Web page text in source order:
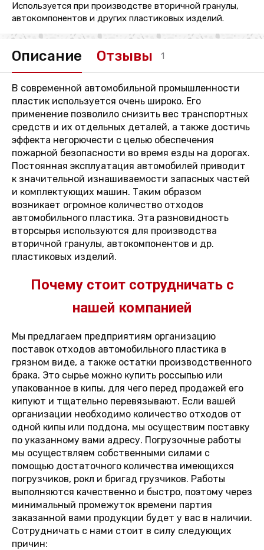
Используется при производстве вторичной гранулы,
автокомпонентов и других пластиковых изделий.
Описание Отзывы 1
В современной автомобильной промышленности
пластик используется очень широко. Его
применение позволило снизить вес транспортных
средств и их отдельных деталей, а также достичь
эффекта негорючести с целью обеспечения
пожарной безопасности во время езды на дорогах.
Постоянная эксплуатация автомобилей приводит
к значительной изнашиваемости запасных частей
и комплектующих машин. Таким образом
возникает огромное количество отходов
автомобильного пластика. Эта разновидность
вторсырья используются для производства
вторичной гранулы, автокомпонентов и др.
пластиковых изделий.
Почему стоит сотрудничать с
нашей компанией
Мы предлагаем предприятиям организацию
поставок отходов автомобильного пластика в
грязном виде, а также остатки производственного
брака. Это сырье можно купить россыпью или
упакованное в кипы, для чего перед продажей его
кипуют и тщательно перевязывают. Если вашей
организации необходимо количество отходов от
одной кипы или поддона, мы осуществим поставку
по указанному вами адресу. Погрузочные работы
мы осуществляем собственными силами с
помощью достаточного количества имеющихся
погрузчиков, рокл и бригад грузчиков. Работы
выполняются качественно и быстро, поэтому через
минимальный промежуток времени партия
заказанной вами продукции будет у вас в наличии.
Сотрудничать с нами стоит в силу следующих
причин: